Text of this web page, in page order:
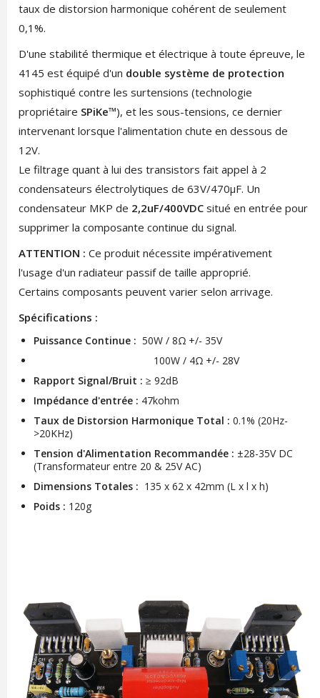
taux de distorsion harmonique cohérent de seulement
0,1%.
D'une stabilité thermique et électrique à toute épreuve, le
4145 est équipé d'un double système de protection
sophistiqué contre les surtensions (technologie
propriétaire SPiKe™), et les sous-tensions, ce dernier
intervenant lorsque l'alimentation chute en dessous de
12V.
Le filtrage quant à lui des transistors fait appel à 2
condensateurs électrolytiques de 63V/470µF. Un
condensateur MKP de 2,2uF/400VDCsitué en entrée pour
supprimer la composante continue du signal.
ATTENTION : Ce produit nécessite impérativement
l'usage d'un radiateur passif de taille approprié.
Certains composants peuvent varier selon arrivage.
Spécifications :
Puissance Continue : 50W / 8Ω +/- 35V
100W / 4Ω +/- 28V
Rapport Signal/Bruit : ≥ 92dB
Impédance d'entrée : 47kohm
Taux de Distorsion Harmonique Total : 0.1% (20Hz-
>20KHz)
Tension d'Alimentation Recommandée : ±28-35V DC
(Transformateur entre 20 & 25V AC)
Dimensions Totales : 135 x 62 x 42mm (L x l x h)
Poids : 120g